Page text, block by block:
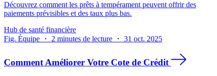
Découvrez comment les prêts à tempérament peuvent offrir des
paiements prévisibles et des taux plus bas.
Hub de santé financière
Fig. Équipe ・ 2 minutes de lecture ・ 31 oct. 2025
Comment Améliorer Votre Cote de Crédit